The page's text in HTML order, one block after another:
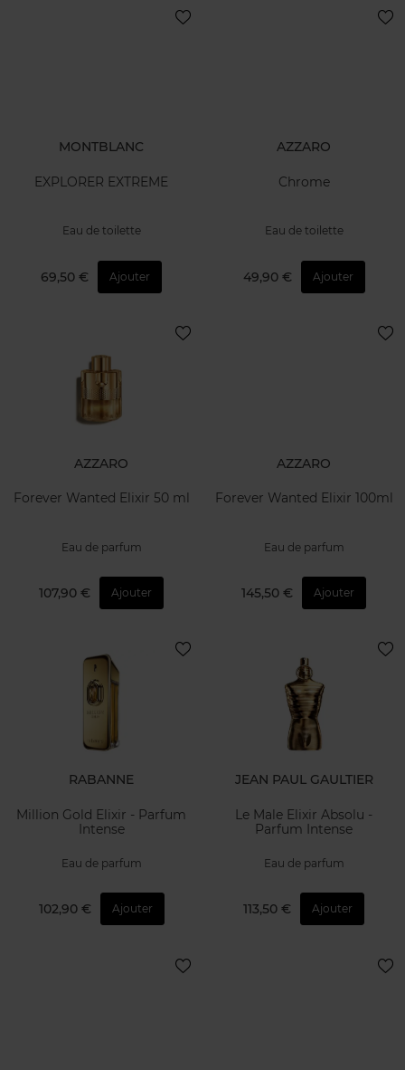
MONTBLANC
EXPLORER EXTREME
Eau de toilette
69,50 € Ajouter
AZZARO
Chrome
Eau de toilette
49,90 € Ajouter
AZZARO
Forever Wanted Elixir 50 ml
Eau de parfum
107,90 € Ajouter
AZZARO
Forever Wanted Elixir 100ml
Eau de parfum
145,50 € Ajouter
RABANNE
Million Gold Elixir - Parfum
Intense
Eau de parfum
102,90 € Ajouter
JEAN PAUL GAULTIER
Le Male Elixir Absolu -
Parfum Intense
Eau de parfum
113,50 € Ajouter